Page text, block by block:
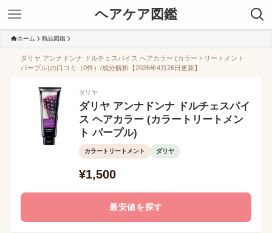
ヘアケア図鑑
ホーム 商品図鑑
ダリヤ アンナドンナ ドルチェスパイス ヘアカラー (カラートリートメント
パープル)の口コミ（0件）/成分解析【2026年4月26日更新】
ダリヤ
ダリヤ アンナドンナ ドルチェスパイ
ス ヘアカラー (カラートリートメン
ト パープル)
カラートリートメント ダリヤ
¥1,500
最安値を探す